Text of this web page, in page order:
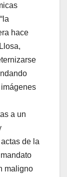
hace
a un
de la
maligno